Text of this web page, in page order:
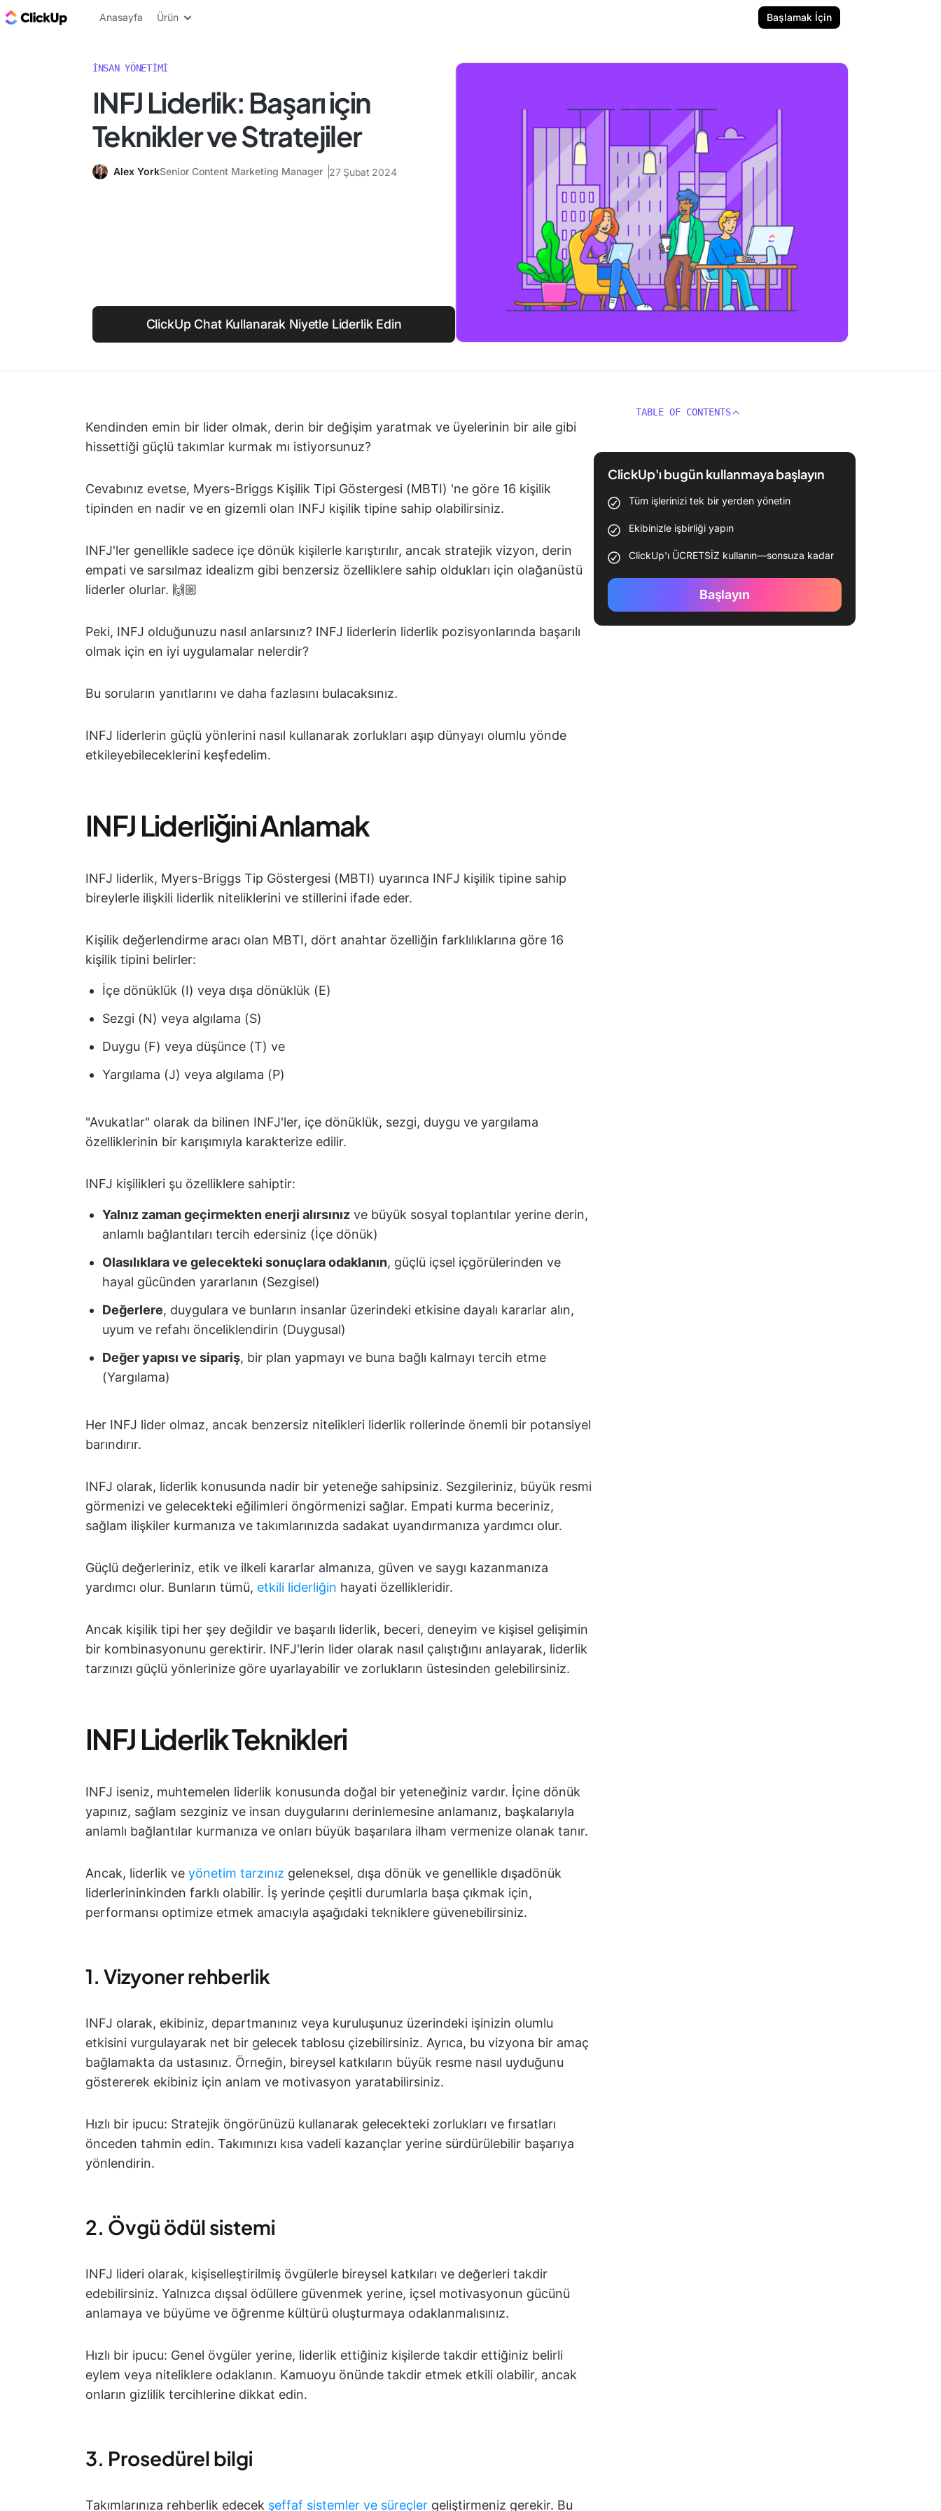
ClickUp Blog
Anasayfa Ürün Başlamak İçin
İNSAN YÖNETIMI
INFJ Liderlik: Başarı için
Teknikler ve Stratejiler
Alex YorkSenior Content Marketing Manager 27 Şubat 2024
ClickUp Chat Kullanarak Niyetle Liderlik Edin
Kendinden emin bir lider olmak, derin bir değişim yaratmak ve üyelerinin bir aile gibi
hissettiği güçlü takımlar kurmak mı istiyorsunuz?
Cevabınız evetse, Myers-Briggs Kişilik Tipi Göstergesi (MBTI) 'ne göre 16 kişilik
tipinden en nadir ve en gizemli olan INFJ kişilik tipine sahip olabilirsiniz.
INFJ'ler genellikle sadece içe dönük kişilerle karıştırılır, ancak stratejik vizyon, derin
empati ve sarsılmaz idealizm gibi benzersiz özelliklere sahip oldukları için olağanüstü
liderler olurlar. 🙌🏼
Peki, INFJ olduğunuzu nasıl anlarsınız? INFJ liderlerin liderlik pozisyonlarında başarılı
olmak için en iyi uygulamalar nelerdir?
Bu soruların yanıtlarını ve daha fazlasını bulacaksınız.
INFJ liderlerin güçlü yönlerini nasıl kullanarak zorlukları aşıp dünyayı olumlu yönde
etkileyebileceklerini keşfedelim.
INFJ Liderliğini Anlamak
INFJ liderlik, Myers-Briggs Tip Göstergesi (MBTI) uyarınca INFJ kişilik tipine sahip
bireylerle ilişkili liderlik niteliklerini ve stillerini ifade eder.
Kişilik değerlendirme aracı olan MBTI, dört anahtar özelliğin farklılıklarına göre 16
kişilik tipini belirler:
İçe dönüklük (I) veya dışa dönüklük (E)
Sezgi (N) veya algılama (S)
Duygu (F) veya düşünce (T) ve
Yargılama (J) veya algılama (P)
"Avukatlar" olarak da bilinen INFJ'ler, içe dönüklük, sezgi, duygu ve yargılama
özelliklerinin bir karışımıyla karakterize edilir.
INFJ kişilikleri şu özelliklere sahiptir:
Yalnız zaman geçirmekten enerji alırsınız ve büyük sosyal toplantılar yerine derin,
anlamlı bağlantıları tercih edersiniz (İçe dönük)
Olasılıklara ve gelecekteki sonuçlara odaklanın, güçlü içsel içgörülerinden ve
hayal gücünden yararlanın (Sezgisel)
Değerlere, duygulara ve bunların insanlar üzerindeki etkisine dayalı kararlar alın,
uyum ve refahı önceliklendirin (Duygusal)
Değer yapısı ve sipariş, bir plan yapmayı ve buna bağlı kalmayı tercih etme
(Yargılama)
Her INFJ lider olmaz, ancak benzersiz nitelikleri liderlik rollerinde önemli bir potansiyel
barındırır.
INFJ olarak, liderlik konusunda nadir bir yeteneğe sahipsiniz. Sezgileriniz, büyük resmi
görmenizi ve gelecekteki eğilimleri öngörmenizi sağlar. Empati kurma beceriniz,
sağlam ilişkiler kurmanıza ve takımlarınızda sadakat uyandırmanıza yardımcı olur.
Güçlü değerleriniz, etik ve ilkeli kararlar almanıza, güven ve saygı kazanmanıza
yardımcı olur. Bunların tümü, etkili liderliğin hayati özellikleridir.
Ancak kişilik tipi her şey değildir ve başarılı liderlik, beceri, deneyim ve kişisel gelişimin
bir kombinasyonunu gerektirir. INFJ'lerin lider olarak nasıl çalıştığını anlayarak, liderlik
tarzınızı güçlü yönlerinize göre uyarlayabilir ve zorlukların üstesinden gelebilirsiniz.
INFJ Liderlik Teknikleri
INFJ iseniz, muhtemelen liderlik konusunda doğal bir yeteneğiniz vardır. İçine dönük
yapınız, sağlam sezginiz ve insan duygularını derinlemesine anlamanız, başkalarıyla
anlamlı bağlantılar kurmanıza ve onları büyük başarılara ilham vermenize olanak tanır.
Ancak, liderlik ve yönetim tarzınız geleneksel, dışa dönük ve genellikle dışadönük
liderlerininkinden farklı olabilir. İş yerinde çeşitli durumlarla başa çıkmak için,
performansı optimize etmek amacıyla aşağıdaki tekniklere güvenebilirsiniz.
1. Vizyoner rehberlik
INFJ olarak, ekibiniz, departmanınız veya kuruluşunuz üzerindeki işinizin olumlu
etkisini vurgulayarak net bir gelecek tablosu çizebilirsiniz. Ayrıca, bu vizyona bir amaç
bağlamakta da ustasınız. Örneğin, bireysel katkıların büyük resme nasıl uyduğunu
göstererek ekibiniz için anlam ve motivasyon yaratabilirsiniz.
Hızlı bir ipucu: Stratejik öngörünüzü kullanarak gelecekteki zorlukları ve fırsatları
önceden tahmin edin. Takımınızı kısa vadeli kazançlar yerine sürdürülebilir başarıya
yönlendirin.
2. Övgü ödül sistemi
INFJ lideri olarak, kişiselleştirilmiş övgülerle bireysel katkıları ve değerleri takdir
edebilirsiniz. Yalnızca dışsal ödüllere güvenmek yerine, içsel motivasyonun gücünü
anlamaya ve büyüme ve öğrenme kültürü oluşturmaya odaklanmalısınız.
Hızlı bir ipucu: Genel övgüler yerine, liderlik ettiğiniz kişilerde takdir ettiğiniz belirli
eylem veya niteliklere odaklanın. Kamuoyu önünde takdir etmek etkili olabilir, ancak
onların gizlilik tercihlerine dikkat edin.
3. Prosedürel bilgi
Takımlarınıza rehberlik edecek şeffaf sistemler ve süreçler geliştirmeniz gerekir. Bu
TABLE OF CONTENTS
ClickUp'ı bugün kullanmaya başlayın
Tüm işlerinizi tek bir yerden yönetin
Ekibinizle işbirliği yapın
ClickUp'ı ÜCRETSİZ kullanın—sonsuza kadar
Başlayın